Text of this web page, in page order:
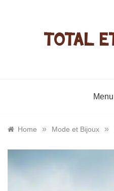
Menu
Home » Mode et Bijoux »